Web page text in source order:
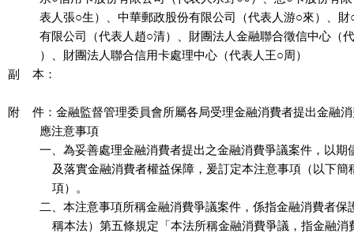
表人張○生）、中華郵政股份有限公司（代表人游○來）、
有限公司（代表人趙○清）、財團法人金融聯合徵信中心（
          ）、財團法人聯合信用卡處理中心（代表人王○周）
副    本：
附    件：金融監督管理委員會所屬各局受理金融消費者提出金融
          應注意事項
一、為妥善處理金融消費者提出之金融消費爭議案件，以
及落實金融消費者權益保障，爰訂定本注意事項（以下
              項）。
二、本注意事項所稱金融消費爭議案件，係指金融消費者
稱本法）第五條規定「本法所稱金融消費爭議，指金融